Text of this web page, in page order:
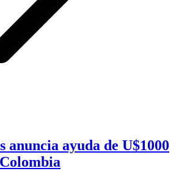
anuncia ayuda de U$1000